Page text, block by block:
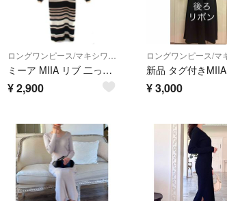
ロングワンピース/マキシワンピース
ミーア MIIA リブ 二っと ワンピース ロング ボーダー M ブラック
¥2,900 ¥3,000